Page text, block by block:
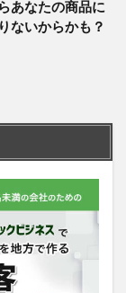
あなたの商品に
いからかも？